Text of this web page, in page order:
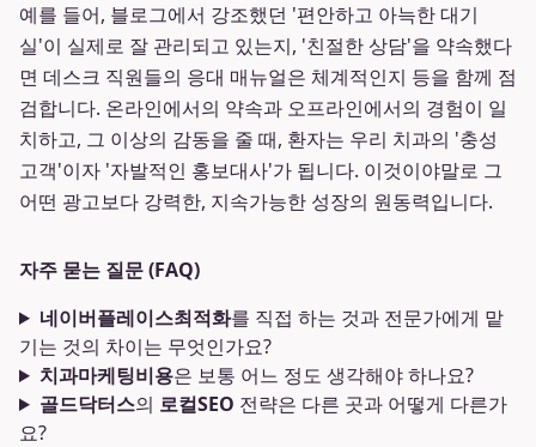
예를 들어, 블로그에서 강조했던 '편안하고 아늑한 대기
실'이 실제로 잘 관리되고 있는지, '친절한 상담'을 약속했다
면 데스크 직원들의 응대 매뉴얼은 체계적인지 등을 함께 점
검합니다. 온라인에서의 약속과 오프라인에서의 경험이 일
치하고, 그 이상의 감동을 줄 때, 환자는 우리 치과의 '충성
고객'이자 '자발적인 홍보대사'가 됩니다. 이것이야말로 그
어떤 광고보다 강력한, 지속가능한 성장의 원동력입니다.
자주 묻는 질문 (FAQ)
네이버플레이스최적화를 직접 하는 것과 전문가에게 맡
기는 것의 차이는 무엇인가요?
치과마케팅비용은 보통 어느 정도 생각해야 하나요?
골드닥터스의 로컬SEO 전략은 다른 곳과 어떻게 다른가
요?